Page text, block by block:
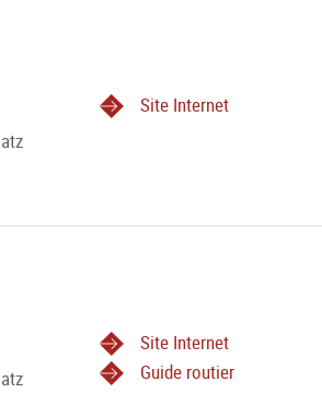
Site Internet
Site Internet
Guide routier